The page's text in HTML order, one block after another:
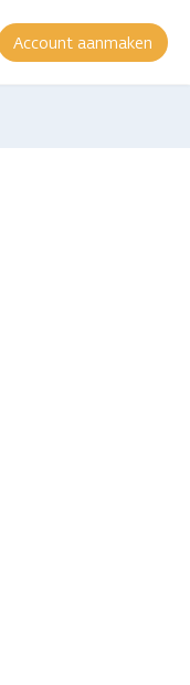
Account aanmaken